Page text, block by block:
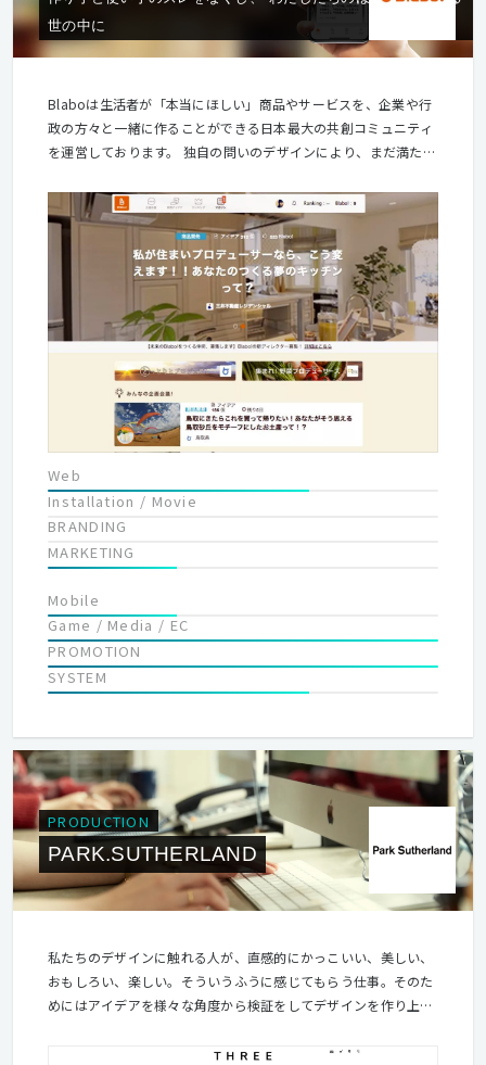
世の中に
Blaboは生活者が「本当にほしい」商品やサービスを、企業や行
政の方々と一緒に作ることができる日本最大の共創コミュニティ
を運営しております。 独自の問いのデザインにより、まだ満たさ
ス、コミュニケーションデザイン開発を実現します。 2018年8月
にCCC（カルチュア・コンビニエンス・クラブ株式会社）のグル
ープ会社となり、6700万人の生活者データベースを活かした共
創マーケティングサービスを急加速していきます。
Web
Installation / Movie
BRANDING
MARKETING
Mobile
Game / Media / EC
PROMOTION
SYSTEM
PRODUCTION
PARK.SUTHERLAND
私たちのデザインに触れる人が、直感的にかっこいい、美しい、
おもしろい、楽しい。そういうふうに感じてもらう仕事。そのた
めにはアイデアを様々な角度から検証をしてデザインを作り上げ
は、その手段で雰囲気をつくり出すこと。商品、それをつくった